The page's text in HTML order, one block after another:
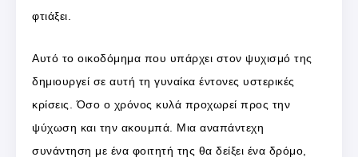
φτιάξει.
Αυτό το οικοδόμημα που υπάρχει στον ψυχισμό της
δημιουργεί σε αυτή τη γυναίκα έντονες υστερικές
κρίσεις. Όσο ο χρόνος κυλά προχωρεί προς την
ψύχωση και την ακουμπά. Μια αναπάντεχη
συνάντηση με ένα φοιτητή της θα δείξει ένα δρόμο,